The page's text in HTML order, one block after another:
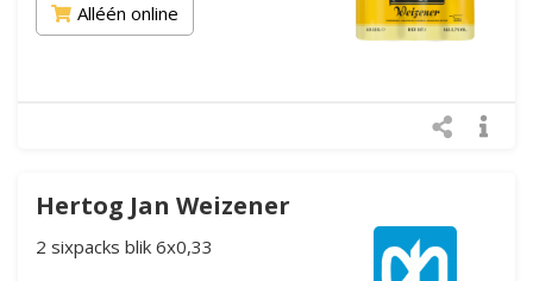
Alléén online
Hertog Jan Weizener
2 sixpacks blik 6x0,33